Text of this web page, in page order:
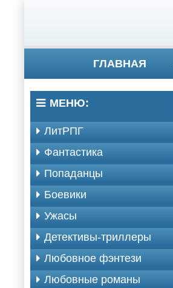
ГЛАВНАЯ
МЕНЮ:
ЛитРПГ
Фантастика
Попаданцы
Боевики
Ужасы
Детективы-триллеры
Любовное фэнтези
Любовные романы